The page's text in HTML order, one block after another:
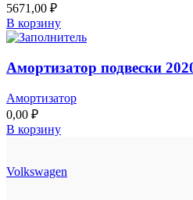
5671,00 ₽
В корзину
Амортизатор подвески
Амортизатор
0,00 ₽
В корзину
Volkswagen